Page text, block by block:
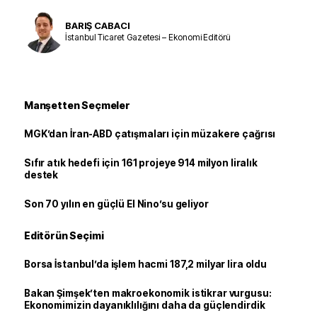
BARIŞ CABACI
İstanbul Ticaret Gazetesi – Ekonomi Editörü
Manşetten Seçmeler
MGK’dan İran-ABD çatışmaları için müzakere çağrısı
Sıfır atık hedefi için 161 projeye 914 milyon liralık
destek
Son 70 yılın en güçlü El Nino’su geliyor
Editörün Seçimi
Borsa İstanbul’da işlem hacmi 187,2 milyar lira oldu
Bakan Şimşek’ten makroekonomik istikrar vurgusu:
Ekonomimizin dayanıklılığını daha da güçlendirdik